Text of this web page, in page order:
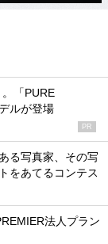
。「PURE
ルが登場
PR
る写真家、その写
をあてるコンテス
法人プラン